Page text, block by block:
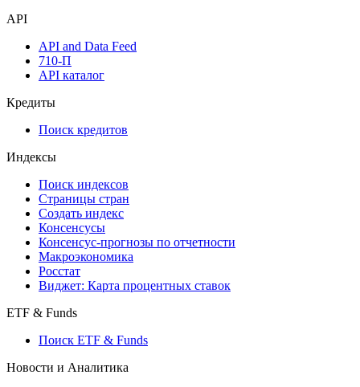
API
API and Data Feed
710-П
API каталог
Кредиты
Поиск кредитов
Индексы
Поиск индексов
Страницы стран
Создать индекс
Консенсусы
Консенсус-прогнозы по отчетности
Макроэкономика
Росстат
Виджет: Карта процентных ставок
ETF & Funds
Поиск ETF & Funds
Новости и Аналитика